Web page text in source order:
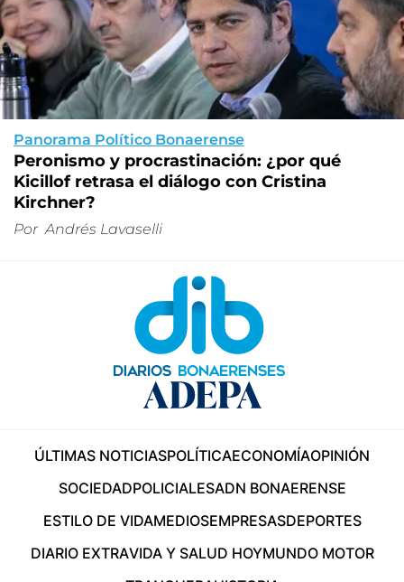
Panorama Político Bonaerense
Peronismo y procrastinación: ¿por qué
Kicillof retrasa el diálogo con Cristina
Kirchner?
Por Andrés Lavaselli
ÚLTIMAS NOTICIASPOLÍTICAECONOMÍAOPINIÓN
SOCIEDADPOLICIALESADN BONAERENSE
ESTILO DE VIDAMEDIOSEMPRESASDEPORTES
DIARIO EXTRAVIDA Y SALUD HOYMUNDO MOTOR